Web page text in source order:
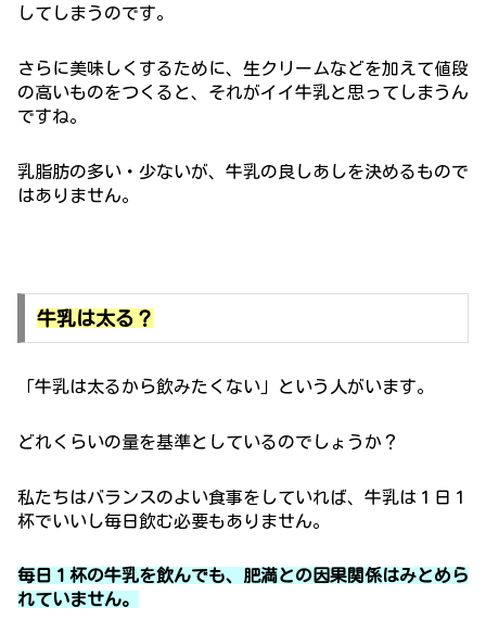
してしまうのです。
さらに美味しくするために、生クリームなどを加えて値段
の高いものをつくると、それがイイ牛乳と思ってしまうん
ですね。
乳脂肪の多い・少ないが、牛乳の良しあしを決めるもので
はありません。
牛乳は太る？
「牛乳は太るから飲みたくない」という人がいます。
どれくらいの量を基準としているのでしょうか？
私たちはバランスのよい食事をしていれば、牛乳は１日１
杯でいいし毎日飲む必要もありません。
毎日１杯の牛乳を飲んでも、肥満との因果関係はみとめら
れていません。